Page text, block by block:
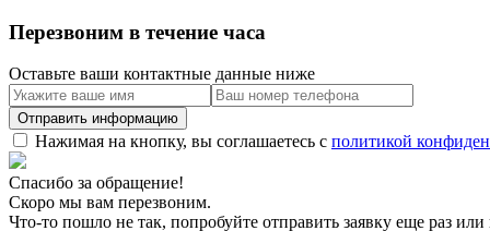
Перезвоним в течение часа
Оставьте ваши контактные данные ниже
Нажимая на кнопку, вы соглашаетесь с политикой
Спасибо за обращение!
Скоро мы вам перезвоним.
Что-то пошло не так, попробуйте отправить заявку еще раз или